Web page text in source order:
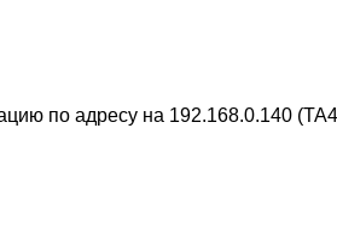
по адресу на 192.168.0.140